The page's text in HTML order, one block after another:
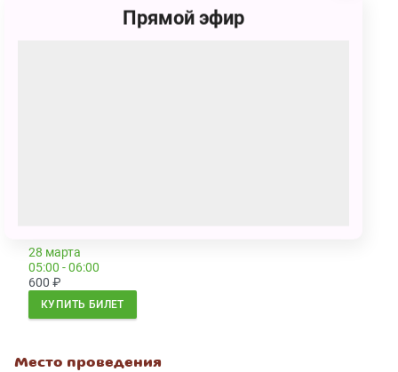
идёт без антракта.
28 марта
05:00 - 06:00
600 ₽
КУПИТЬ БИЛЕТ
Место проведения
Прямой эфир